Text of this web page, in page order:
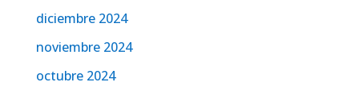
diciembre 2024
noviembre 2024
octubre 2024